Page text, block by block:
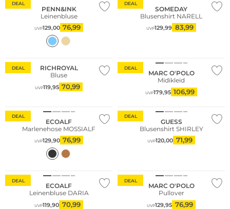
DEAL
PENN&INK
Leinenbluse
UVP129,00 76,99
DEAL
SOMEDAY
Blusenshirt NARELL
UVP129,99 83,99
DEAL
RICHROYAL
Bluse
UVP119,95 70,99
DEAL
MARC O'POLO
Midikleid
UVP179,95 106,99
DEAL
ECOALF
Marlenehose MOSSIALF
UVP129,90 76,99
DEAL
GUESS
Blusenshirt SHIRLEY
UVP120,00 71,99
DEAL
ECOALF
Leinenbluse DARIA
UVP119,90 70,99
DEAL
MARC O'POLO
Pullover
UVP129,95 76,99